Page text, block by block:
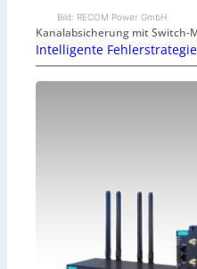
Bild: RECOM Power GmbH
Kanalabsicherung mit Switch-
Intelligente